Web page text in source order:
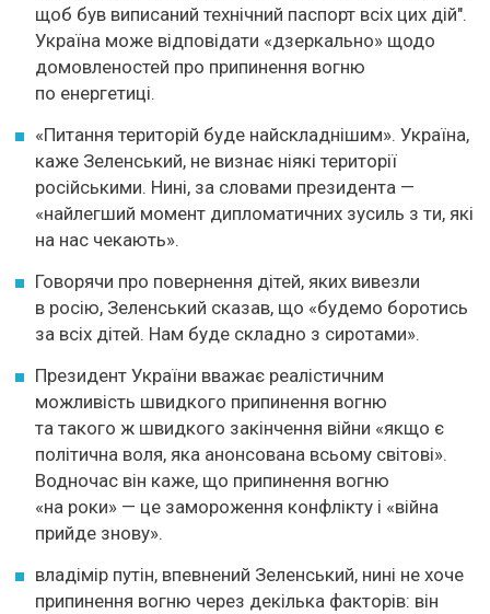
щоб був виписаний технічний паспорт всіх цих дій".
Україна може відповідати «дзеркально» щодо
домовленостей про припинення вогню
по енергетиці.
«Питання територій буде найскладнішим». Україна,
каже Зеленський, не визнає ніякі території
російськими. Нині, за словами президента —
«найлегший момент дипломатичних зусиль з ти, які
на нас чекають».
Говорячи про повернення дітей, яких вивезли
в росію, Зеленський сказав, що «будемо боротись
за всіх дітей. Нам буде складно з сиротами».
Президент України вважає реалістичним
можливість швидкого припинення вогню
та такого ж швидкого закінчення війни «якщо є
політична воля, яка анонсована всьому світові».
Водночас він каже, що припинення вогню
«на роки» — це замороження конфлікту і «війна
прийде знову».
владімір путін, впевнений Зеленський, нині не хоче
припинення вогню через декілька факторів: він